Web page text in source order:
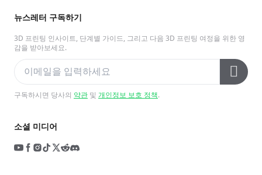
뉴스레터 구독하기
3D 프린팅 인사이트, 단계별 가이드, 그리고 다음 3D 프린팅 여정을 위한 영
감을 받아보세요.
구독하시면 당사의 약관 및 개인정보 보호 정책.
소셜 미디어